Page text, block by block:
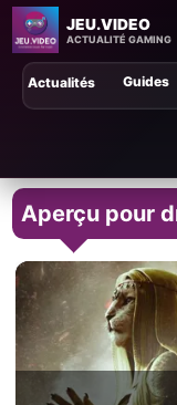
JEU.VIDEO
ACTUALITÉ GAMING
Guides
Actualités
Aperçu pour